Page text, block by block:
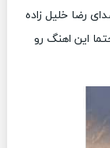
رضا خلیل زاده
این اهنگ رو